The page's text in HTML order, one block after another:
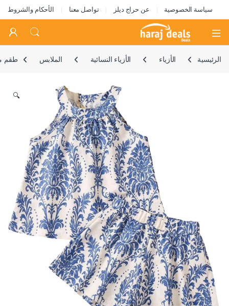
سياسة الخصوصية عن حراج ديلز تواصل معنا الأحكام والشروط
Open
الرئيسية الأزياء الأزياء النسائية الملابس طقم
🔍